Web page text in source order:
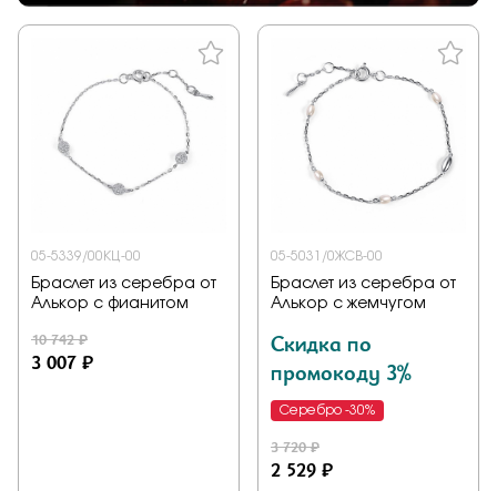
05-5339/00КЦ-00
Браслет из серебра от
Алькор с фианитом
10 742 ₽
3 007 ₽
05-5031/0ЖСВ-00
Браслет из серебра от
Алькор с жемчугом
Скидка по
промокоду 3%
Серебро -30%
3 720 ₽
2 529 ₽